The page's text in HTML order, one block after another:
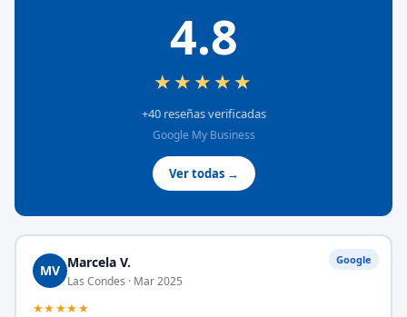
4.8
★★★★★
+40 reseñas verificadas
Google My Business
Ver todas →
Google
MV Marcela V.
Las Condes · Mar 2025
★★★★★